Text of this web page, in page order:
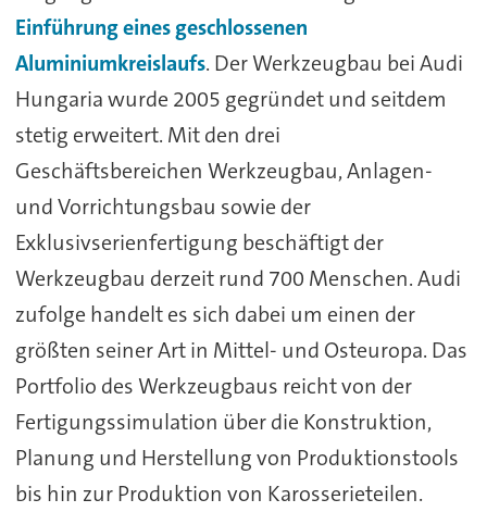
Einführung eines geschlossenen
Aluminiumkreislaufs. Der Werkzeugbau bei Audi
Hungaria wurde 2005 gegründet und seitdem
stetig erweitert. Mit den drei
Geschäftsbereichen Werkzeugbau, Anlagen-
und Vorrichtungsbau sowie der
Exklusivserienfertigung beschäftigt der
Werkzeugbau derzeit rund 700 Menschen. Audi
zufolge handelt es sich dabei um einen der
größten seiner Art in Mittel- und Osteuropa. Das
Portfolio des Werkzeugbaus reicht von der
Fertigungssimulation über die Konstruktion,
Planung und Herstellung von Produktionstools
bis hin zur Produktion von Karosserieteilen.